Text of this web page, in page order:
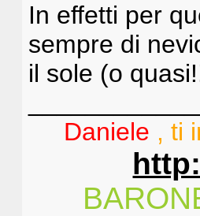
In effetti per
sempre di
il sole (o
Daniele , ti